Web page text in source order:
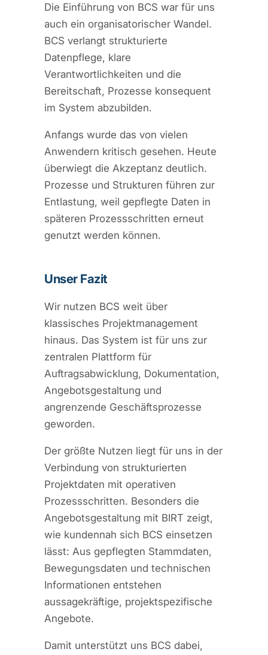
Die Einführung von BCS war für uns
auch ein organisatorischer Wandel.
BCS verlangt strukturierte
Datenpflege, klare
Verantwortlichkeiten und die
Bereitschaft, Prozesse konsequent
im System abzubilden.
Anfangs wurde das von vielen
Anwendern kritisch gesehen. Heute
überwiegt die Akzeptanz deutlich.
Prozesse und Strukturen führen zur
Entlastung, weil gepflegte Daten in
späteren Prozessschritten erneut
genutzt werden können.
Unser Fazit
Wir nutzen BCS weit über
klassisches Projektmanagement
hinaus. Das System ist für uns zur
zentralen Plattform für
Auftragsabwicklung, Dokumentation,
Angebotsgestaltung und
angrenzende Geschäftsprozesse
geworden.
Der größte Nutzen liegt für uns in der
Verbindung von strukturierten
Projektdaten mit operativen
Prozessschritten. Besonders die
Angebotsgestaltung mit BIRT zeigt,
wie kundennah sich BCS einsetzen
lässt: Aus gepflegten Stammdaten,
Bewegungsdaten und technischen
Informationen entstehen
aussagekräftige, projektspezifische
Angebote.
Damit unterstützt uns BCS dabei,